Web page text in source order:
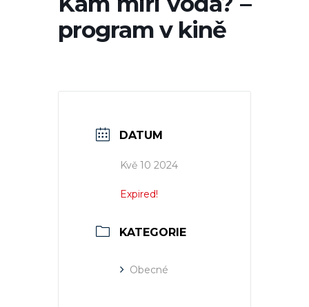
program v kině
DATUM
Kvě 10 2024
Expired!
KATEGORIE
Obecné